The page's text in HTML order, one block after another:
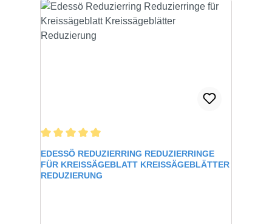
Durchschnittliche Bewertung von 5 von 5 Sternen
EDESSÖ REDUZIERRING REDUZIERRINGE
FÜR KREISSÄGEBLATT KREISSÄGEBLÄTTER
REDUZIERUNG